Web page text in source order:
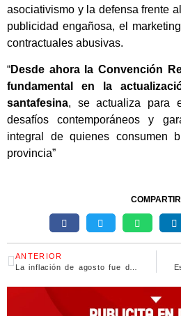
asociativismo y la defensa frente
publicidad engañosa, el
contractuales abusivas.
“Desde ahora la Convención
fundamental en la
santafesina, se actualiza para
desafíos contemporáneos y
integral de quienes consumen
provincia”
COMPARTIR
ANTERIOR